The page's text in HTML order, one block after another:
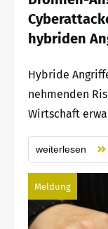
hybriden
Hybride
nehmenden
Wirtschaft
weiterlesen
Meldung